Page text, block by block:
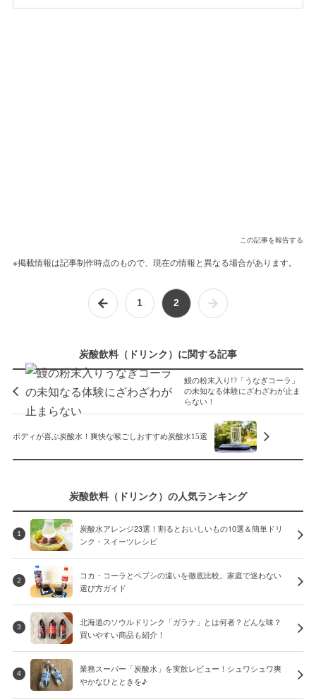
この記事を報告する
※掲載情報は記事制作時点のもので、現在の情報と異なる場合があります。
1 2
炭酸飲料（ドリンク）に関する記事
鰻の粉末入り!?「うなぎコーラ」
の未知なる体験にざわざわが止ま
らない！
ボディが喜ぶ炭酸水！爽快な喉ごしおすすめ炭酸水15選
炭酸飲料（ドリンク）の人気ランキング
1
炭酸水アレンジ23選！割るとおいしいもの10選＆簡単ドリ
ンク・スイーツレシピ
2
コカ・コーラとペプシの違いを徹底比較。家庭で迷わない
選び方ガイド
3
北海道のソウルドリンク「ガラナ」とは何者？どんな味？
買いやすい商品も紹介！
4
業務スーパー「炭酸水」を実飲レビュー！シュワシュワ爽
やかなひとときを♪